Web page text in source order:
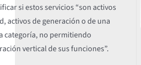
si estos servicios “son activos
activos de generación o de una
categoría, no permitiendo
vertical de sus funciones”.